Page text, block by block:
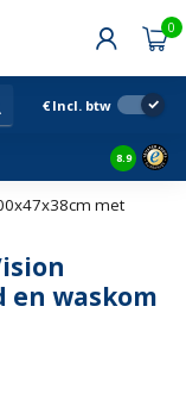
0
€ Incl. btw
8.9
met
en waskom